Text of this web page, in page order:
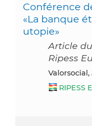
Conférence
«La banque
utopie»
Article
Ripess
RIPESS